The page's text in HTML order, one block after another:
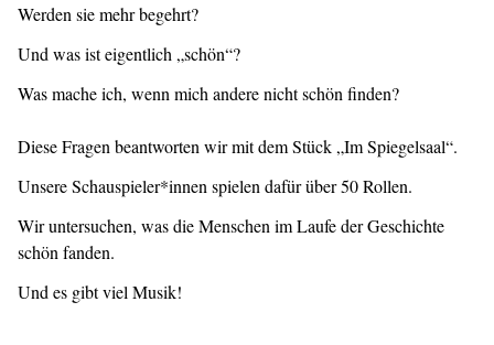
Werden sie mehr begehrt?
Und was ist eigentlich „schön“?
Was mache ich, wenn mich andere nicht schön finden?
Diese Fragen beantworten wir mit dem Stück „Im Spiegelsaal“.
Unsere Schauspieler*innen spielen dafür über 50 Rollen.
Wir untersuchen, was die Menschen im Laufe der Geschichte
schön fanden.
Und es gibt viel Musik!